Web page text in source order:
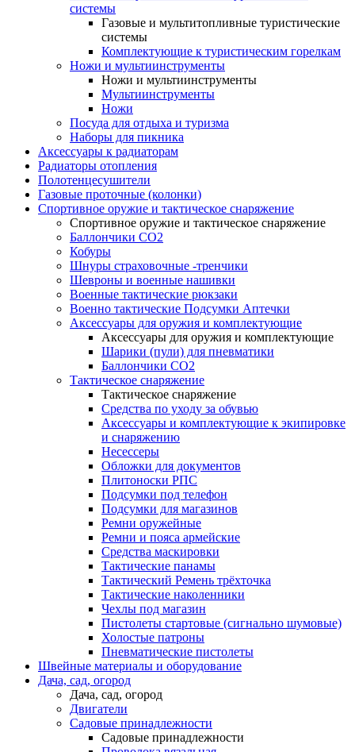
системы
Газовые и мультитопливные туристические
системы
Комплектующие к туристическим горелкам
Ножи и мультиинструменты
Ножи и мультиинструменты
Мультиинструменты
Ножи
Посуда для отдыха и туризма
Наборы для пикника
Аксессуары к радиаторам
Радиаторы отопления
Полотенцесушители
Газовые проточные (колонки)
Спортивное оружие и тактическое снаряжение
Спортивное оружие и тактическое снаряжение
Баллончики CO2
Кобуры
Шнуры страховочные -тренчики
Шевроны и военные нашивки
Военные тактические рюкзаки
Военно тактические Подсумки Аптечки
Аксессуары для оружия и комплектующие
Аксессуары для оружия и комплектующие
Шарики (пули) для пневматики
Баллончики CO2
Тактическое снаряжение
Тактическое снаряжение
Средства по уходу за обувью
Аксессуары и комплектующие к экипировке
и снаряжению
Несессеры
Обложки для документов
Плитоноски РПС
Подсумки под телефон
Подсумки для магазинов
Ремни оружейные
Ремни и пояса армейские
Средства маскировки
Тактические панамы
Тактический Ремень трёхточка
Тактические наколенники
Чехлы под магазин
Пистолеты стартовые (сигнально шумовые)
Холостые патроны
Пневматические пистолеты
Швейные материалы и оборудование
Дача, сад, огород
Дача, сад, огород
Двигатели
Садовые принадлежности
Садовые принадлежности